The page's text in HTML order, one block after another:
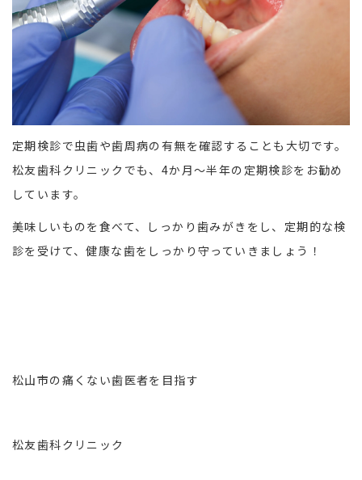
定期検診で虫歯や歯周病の有無を確認することも大切です。
松友歯科クリニックでも、4か月～半年の定期検診をお勧め
しています。
美味しいものを食べて、しっかり歯みがきをし、定期的な検
診を受けて、健康な歯をしっかり守っていきましょう！
松山市の痛くない歯医者を目指す
松友歯科クリニック